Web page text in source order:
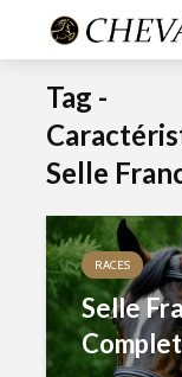
Tag -
Selle
RACES
Selle